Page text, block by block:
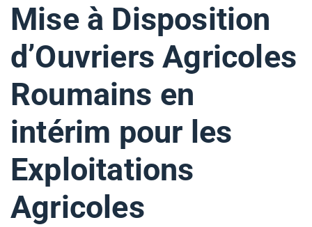
Mise à Disposition
d’Ouvriers Agricoles
Roumains en
intérim pour les
Exploitations
Agricoles